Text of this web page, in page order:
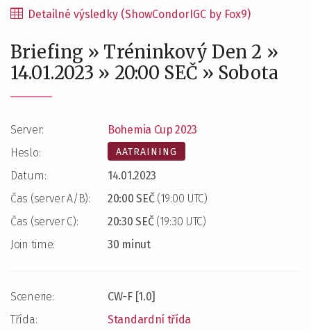
Detailné výsledky (ShowCondorIGC by Fox9)
Briefing » Tréninkový Den 2 »
14.01.2023 » 20:00 SEČ » Sobota
Server:
Bohemia Cup 2023
Heslo:
AATRAINING
Datum:
14.01.2023
Čas (server A/B):
20:00 SEČ(19:00 UTC)
Čas (server C):
20:30 SEČ(19:30 UTC)
Join time:
30 minut
Scenerie:
CW-F [1.0]
Třída:
Standardní třída